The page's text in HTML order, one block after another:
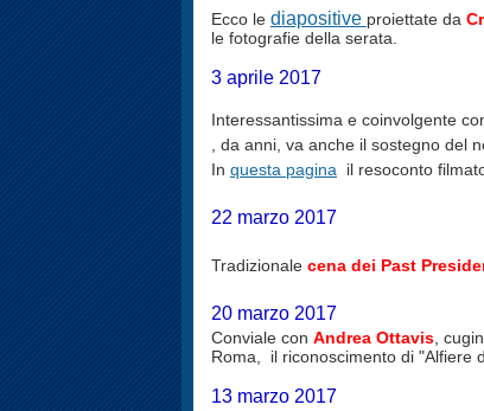
Ecco le diapositive proiettate da
le fotografie della serata.
3 aprile 2017
Interessantissima e coinvolgente
, da anni, va anche il sostegno del
In questa pagina il resoconto
22 marzo 2017
Tradizionale cena dei Past
20 marzo 2017
Conviale con Andrea Ottavis ,
Roma, il riconoscimento di "Alfiere
13 marzo 2017